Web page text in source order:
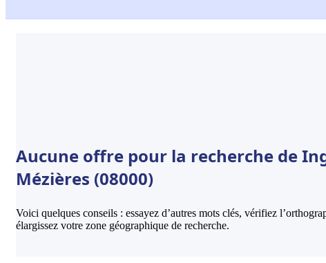
Aucune offre pour la recherche de
Mézières (08000)
Voici quelques conseils : essayez d’autres mots clés, vérifiez
élargissez votre zone géographique de recherche.